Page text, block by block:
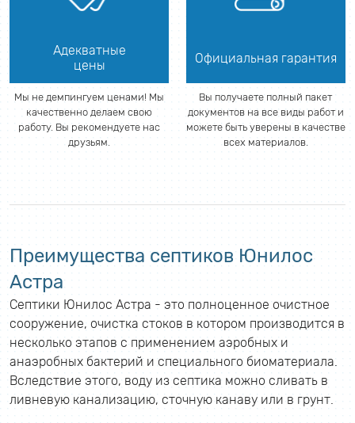
Адекватные
цены
Мы не демпингуем ценами! Мы
качественно делаем свою
работу. Вы рекомендуете нас
друзьям.
Официальная гарантия
Вы получаете полный пакет
документов на все виды работ и
можете быть уверены в качестве
всех материалов.
Преимущества септиков Юнилос
Астра
Септики Юнилос Астра - это полноценное очистное
сооружение, очистка стоков в котором производится в
несколько этапов с применением аэробных и
анаэробных бактерий и специального биоматериала.
Вследствие этого, воду из септика можно сливать в
ливневую канализацию, сточную канаву или в грунт.